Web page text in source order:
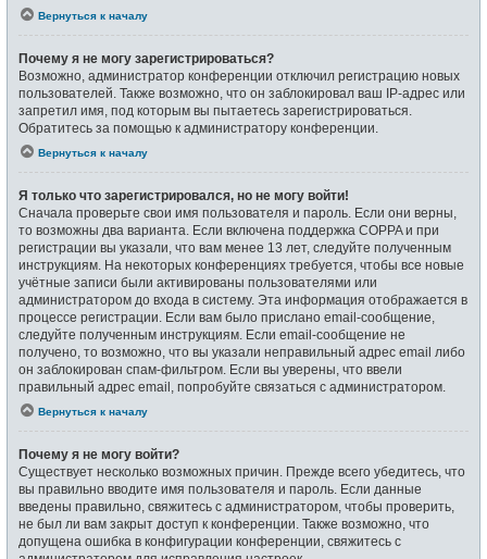
Вернуться к началу
Почему я не могу зарегистрироваться?
Возможно, администратор конференции отключил регистрацию новых
пользователей. Также возможно, что он заблокировал ваш IP-адрес или
запретил имя, под которым вы пытаетесь зарегистрироваться.
Обратитесь за помощью к администратору конференции.
Вернуться к началу
Я только что зарегистрировался, но не могу войти!
Сначала проверьте свои имя пользователя и пароль. Если они верны,
то возможны два варианта. Если включена поддержка COPPA и при
регистрации вы указали, что вам менее 13 лет, следуйте полученным
инструкциям. На некоторых конференциях требуется, чтобы все новые
учётные записи были активированы пользователями или
администратором до входа в систему. Эта информация отображается в
процессе регистрации. Если вам было прислано email-сообщение,
следуйте полученным инструкциям. Если email-сообщение не
получено, то возможно, что вы указали неправильный адрес email либо
он заблокирован спам-фильтром. Если вы уверены, что ввели
правильный адрес email, попробуйте связаться с администратором.
Вернуться к началу
Почему я не могу войти?
Существует несколько возможных причин. Прежде всего убедитесь, что
вы правильно вводите имя пользователя и пароль. Если данные
введены правильно, свяжитесь с администратором, чтобы проверить,
не был ли вам закрыт доступ к конференции. Также возможно, что
допущена ошибка в конфигурации конференции, свяжитесь с